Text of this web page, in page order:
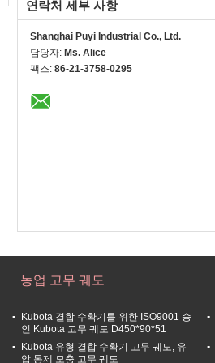
연락처 세부 사항
Shanghai Puyi Industrial Co., Ltd.
담당자: Ms. Alice
팩스: 86-21-3758-0295
농업 고무 궤도
Kubota 결합 수확기를 위한 ISO9001 승
인 Kubota 고무 궤도 D450*90*51
Kubota 유형 결합 수확기 고무 궤도, 유
압 통제 모충 고무 궤도